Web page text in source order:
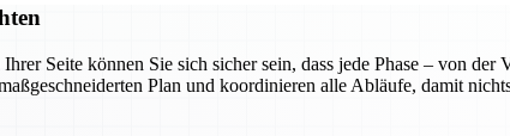
Seite können Sie sich sicher sein, dass jede Phase – von der
Plan und koordinieren alle Abläufe, damit